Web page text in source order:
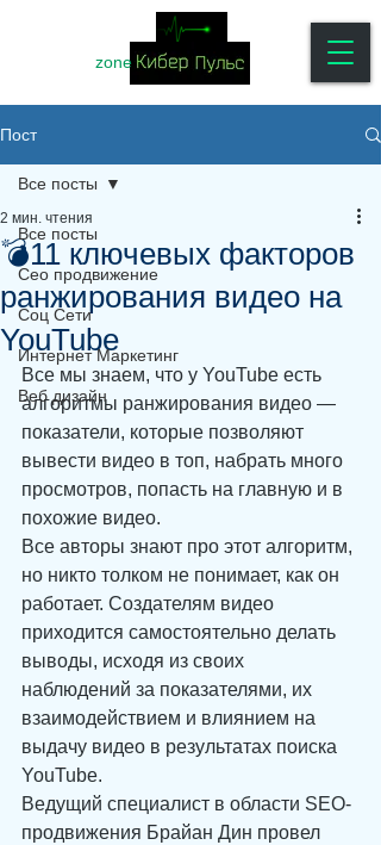
zone
Пост
Все посты
Сео продвижение
Соц Сети
Интернет Маркетинг
Веб дизайн
Все посты
💣11 ключевых факторов
ранжирования видео на
YouTube
2 мин. чтения
Все мы знаем, что у YouTube есть
алгоритмы ранжирования видео —
показатели, которые позволяют
вывести видео в топ, набрать много
просмотров, попасть на главную и в
похожие видео.
Все авторы знают про этот алгоритм,
но никто толком не понимает, как он
работает. Создателям видео
приходится самостоятельно делать
выводы, исходя из своих
наблюдений за показателями, их
взаимодействием и влиянием на
выдачу видео в результатах поиска
YouTube.
Ведущий специалист в области SEO-
продвижения Брайан Дин провел